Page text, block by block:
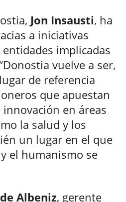
Jon Insausti, ha
a iniciativas
implicadas
vuelve a ser,
de referencia
que apuestan
en áreas
la salud y los
un lugar en el que
el humanismo se
Albeniz, gerente